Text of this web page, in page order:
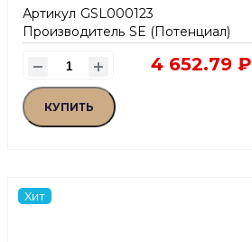
Артикул GSL000123
Производитель SE (Потенциал)
4 652.79 ₽
КУПИТЬ
Хит